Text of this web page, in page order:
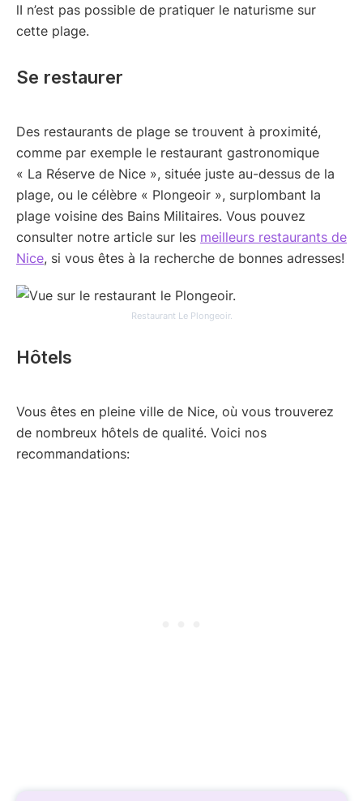
lI n’est pas possible de pratiquer le naturisme sur
cette plage.
Se restaurer
Des restaurants de plage se trouvent à proximité,
comme par exemple le restaurant gastronomique
« La Réserve de Nice », située juste au-dessus de la
plage, ou le célèbre « Plongeoir », surplombant la
plage voisine des Bains Militaires. Vous pouvez
consulter notre article sur les meilleurs restaurants de
Nice, si vous êtes à la recherche de bonnes adresses!
Restaurant Le Plongeoir.
Hôtels
Vous êtes en pleine ville de Nice, où vous trouverez
de nombreux hôtels de qualité. Voici nos
recommandations: